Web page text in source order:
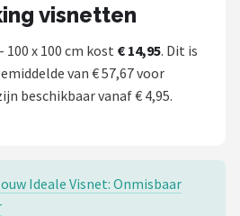
visnetten
x 100 cm kost € 14,95. Dit is
van € 57,67 voor
beschikbaar vanaf € 4,95.
Ideale Visnet: Onmisbaar